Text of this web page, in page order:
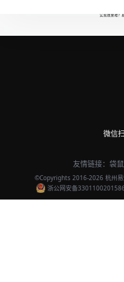
实现效果难？
微信
友情链接： 袋
©Copyrights 2016-2026 杭州
浙公网安备